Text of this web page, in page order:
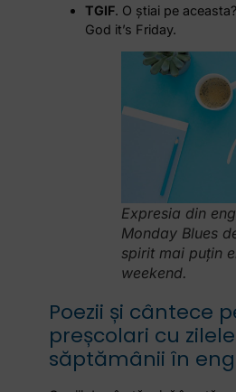
TGIF. O știai pe
God it’s Friday.
Expresia din
Monday Blues
spirit mai puțin
weekend.
Poezii și cântece
preșcolari cu zilele
săptămânii în